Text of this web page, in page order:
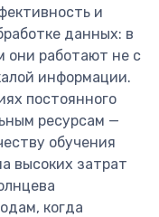
и
данных: в
они работают не с
информации.
постоянного
ресурсам —
обучения
высоких затрат
когда